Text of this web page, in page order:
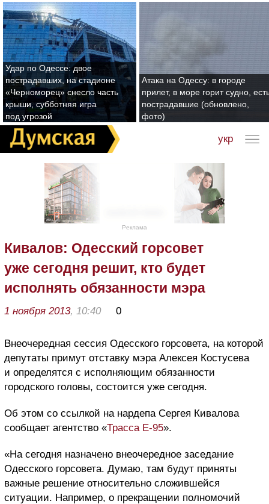
Удар по Одессе: двое
пострадавших, на стадионе
«Черноморец» снесло часть
крыши, субботняя игра
под угрозой
Атака на Одессу: в городе
прилет, в море горит судно,
пострадавшие (обновлено,
фото)
укр
Реклама
Кивалов: Одесский горсовет
уже сегодня решит, кто будет
исполнять обязанности мэра
1 ноября 2013, 10:40 0
Внеочередная сессия Одесского горсовета, на которой
депутаты примут отставку мэра Алексея Костусева
и определятся с исполняющим обязанности
городского головы, состоится уже сегодня.
Об этом со ссылкой на нардепа Сергея Кивалова
сообщает агентство «Трасса Е-95».
«На сегодня назначено внеочередное заседание
Одесского горсовета. Думаю, там будут приняты
важные решение относительно сложившейся
ситуации. Например, о прекращении полномочий